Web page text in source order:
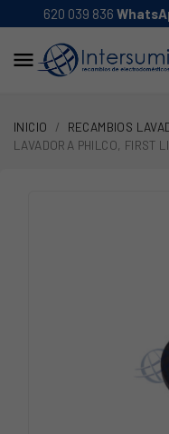
620 039 836

INICIO RECAMBIOS
LAVADORA PHILCO, FIRST